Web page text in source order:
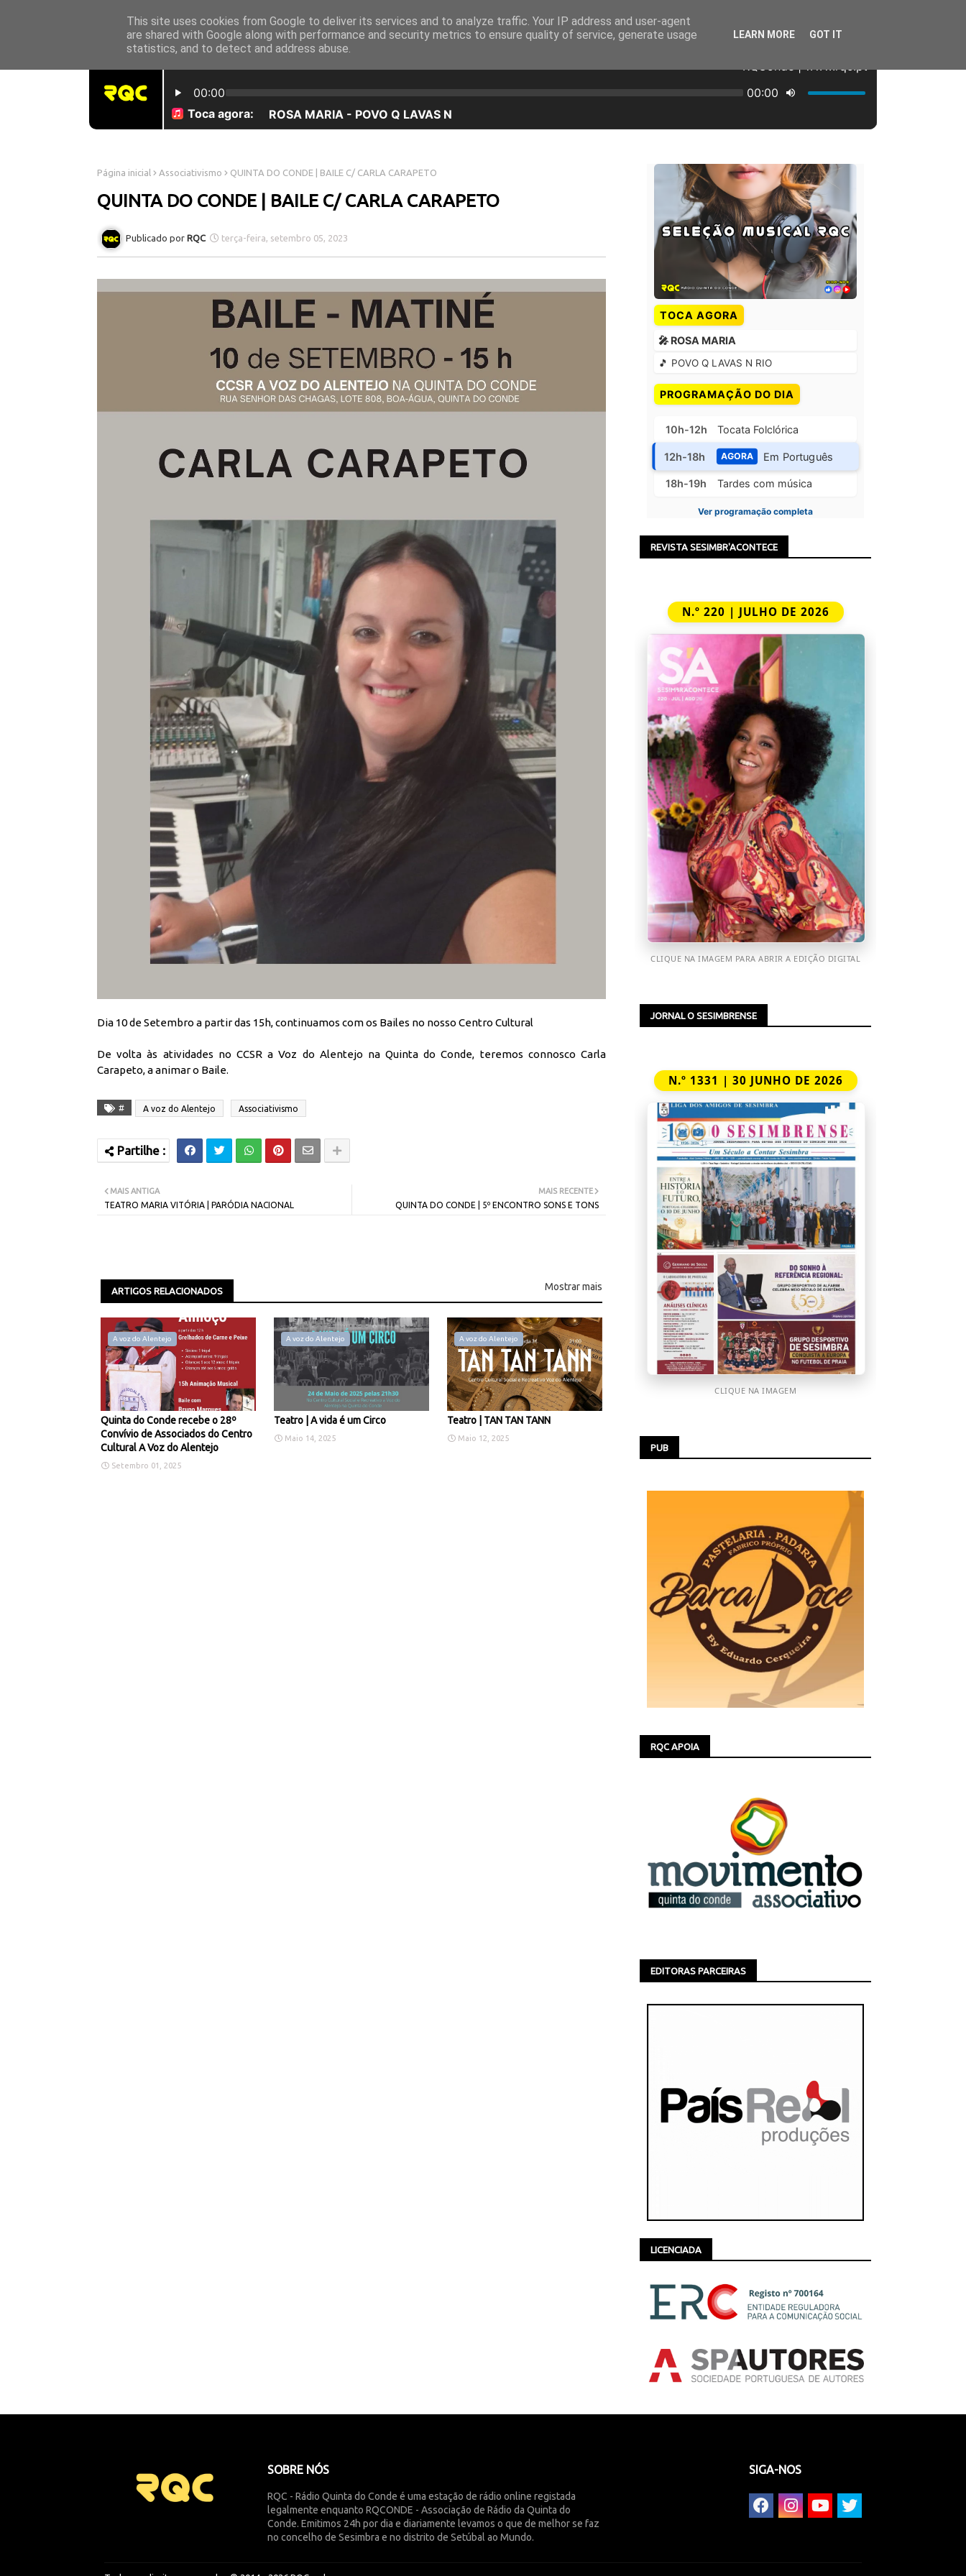
INICÍO SOBRE NÓS EQUIPA PROGRAMAÇÃO OUVIR EM DIRETO
Página inicial Associativismo QUINTA DO CONDE | BAILE C/ CARLA CARAPETO
QUINTA DO CONDE | BAILE C/ CARLA CARAPETO
RQC terça-feira, setembro 05, 2023
Dia 10 de Setembro a partir das 15h, continuamos com os Bailes no nosso Centro Cultural
De volta às atividades no CCSR a Voz do Alentejo na Quinta do Conde, teremos connosco Carla
Carapeto, a animar o Baile.
# A voz do Alentejo Associativismo
MAIS RECENTE
QUINTA DO CONDE | 5º ENCONTRO SONS E TONS
MAIS ANTIGA
TEATRO MARIA VITÓRIA | PARÓDIA NACIONAL
ARTIGOS RELACIONADOS Mostrar mais
A voz do Alentejo
Quinta do Conde recebe o 28º
Convívio de Associados do Centro
Cultural A Voz do Alentejo
Setembro 01, 2025
A voz do Alentejo
Teatro | A vida é um Circo
Maio 14, 2025
A voz do Alentejo
Teatro | TAN TAN TANN
Maio 12, 2025
TOCA AGORA
🎤 ROSA MARIA
🎵 POVO Q LAVAS N RIO
PROGRAMAÇÃO DO DIA
10h-12h Tocata Folclórica
12h-18h AGORA Em Português
18h-19h Tardes com música
Ver programação completa
REVISTA SESIMBR'ACONTECE
N.º 220 | JULHO DE 2026
CLIQUE NA IMAGEM PARA ABRIR A EDIÇÃO DIGITAL
JORNAL O SESIMBRENSE
N.º 1331 | 30 JUNHO DE 2026
CLIQUE NA IMAGEM
PUB
RQC APOIA
EDITORAS PARCEIRAS
LICENCIADA
SOBRE NÓS
RQC - Rádio Quinta do Conde é uma estação de rádio online registada
legalmente enquanto RQCONDE - Associação de Rádio da Quinta do
Conde. Emitimos 24h por dia e diariamente levamos o que de melhor se faz
no concelho de Sesimbra e no distrito de Setúbal ao Mundo.
SIGA-NOS
This site uses cookies from Google to deliver its services and to analyze traffic. Your IP address and user-agent
are shared with Google along with performance and security metrics to ensure quality of service, generate usage
statistics, and to detect and address abuse.
LEARN MORE GOT IT